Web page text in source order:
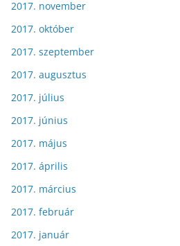
2017. november
2017. október
2017. szeptember
2017. augusztus
2017. július
2017. június
2017. május
2017. április
2017. március
2017. február
2017. január